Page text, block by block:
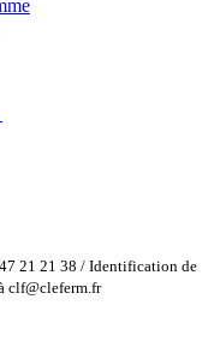
21 21 38 / Identification de
clf@cleferm.fr